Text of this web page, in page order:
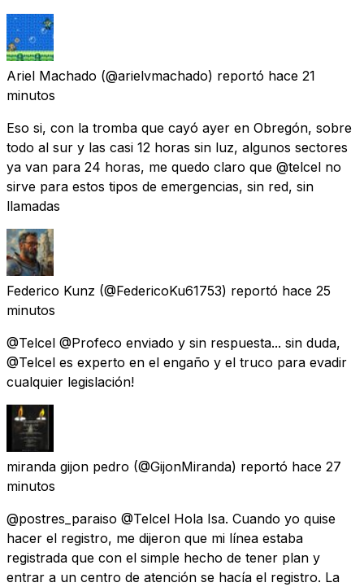
Ariel Machado (@arielvmachado) reportó hace 21
minutos
Eso si, con la tromba que cayó ayer en Obregón, sobre
todo al sur y las casi 12 horas sin luz, algunos sectores
ya van para 24 horas, me quedo claro que @telcel no
sirve para estos tipos de emergencias, sin red, sin
llamadas
Federico Kunz (@FedericoKu61753) reportó hace 25
minutos
@Telcel @Profeco enviado y sin respuesta... sin duda,
@Telcel es experto en el engaño y el truco para evadir
cualquier legislación!
miranda gijon pedro (@GijonMiranda) reportó hace 27
minutos
@postres_paraiso @Telcel Hola Isa. Cuando yo quise
hacer el registro, me dijeron que mi línea estaba
registrada que con el simple hecho de tener plan y
entrar a un centro de atención se hacía el registro. La